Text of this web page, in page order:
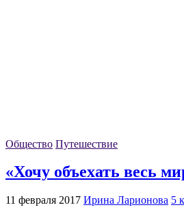
Общество Путешествие
«Хочу объехать весь
11 февраля 2017 Ирина Ларионова 5